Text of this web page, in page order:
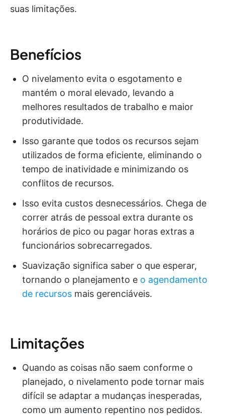
suas limitações.
Benefícios
O nivelamento evita o esgotamento e
mantém o moral elevado, levando a
melhores resultados de trabalho e maior
produtividade.
Isso garante que todos os recursos sejam
utilizados de forma eficiente, eliminando o
tempo de inatividade e minimizando os
conflitos de recursos.
Isso evita custos desnecessários. Chega de
correr atrás de pessoal extra durante os
horários de pico ou pagar horas extras a
funcionários sobrecarregados.
Suavização significa saber o que esperar,
tornando o planejamento e o agendamento
de recursos mais gerenciáveis.
Limitações
Quando as coisas não saem conforme o
planejado, o nivelamento pode tornar mais
difícil se adaptar a mudanças inesperadas,
como um aumento repentino nos pedidos.